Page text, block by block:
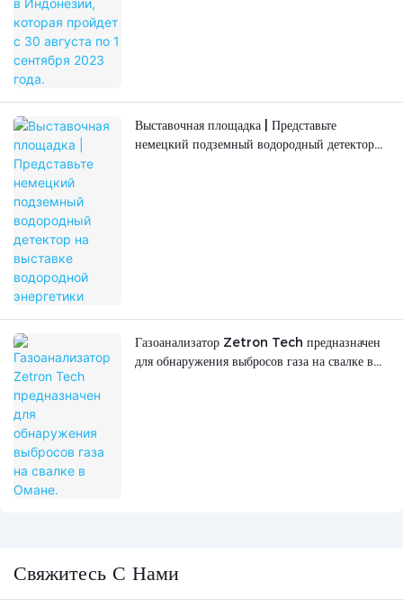
Выставочная площадка | Представьте
немецкий подземный водородный детектор
Газоанализатор Zetron Tech предназначен
для обнаружения выбросов газа на свалке в
Свяжитесь С Нами